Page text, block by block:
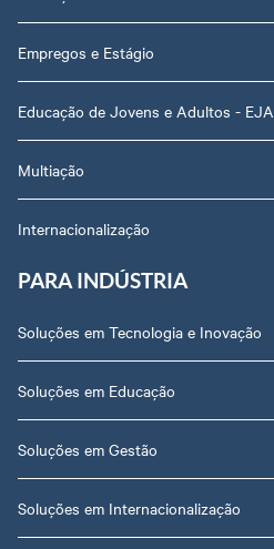
Empregos e Estágio
Educação de Jovens e Adultos - EJA
Multiação
Internacionalização
PARA INDÚSTRIA
Soluções em Tecnologia e Inovação
Soluções em Educação
Soluções em Gestão
Soluções em Internacionalização